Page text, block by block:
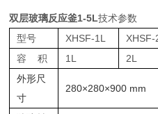
双层玻璃反应釜1-5L技术参数
型号
XHSF-1L XHSF-
容 积
1L 2L
外形尺
寸
280×280×900 mm